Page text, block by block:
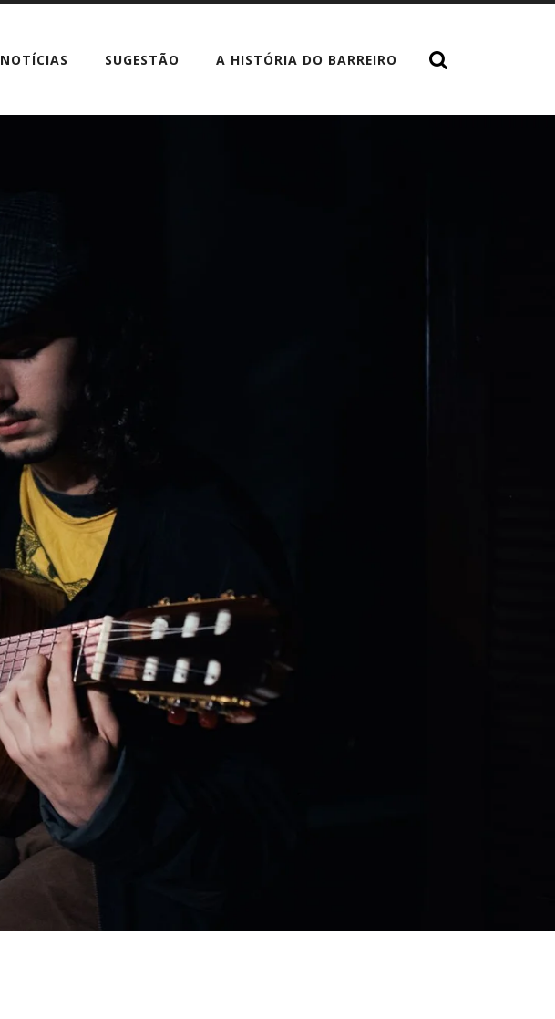
NOTÍCIAS SUGESTÃO A HISTÓRIA DO BARREIRO